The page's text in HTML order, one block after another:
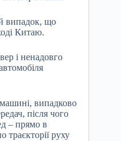
випадок, що
Китаю.
і ненадовго
випадково
після чого
– прямо в
траєкторії руху